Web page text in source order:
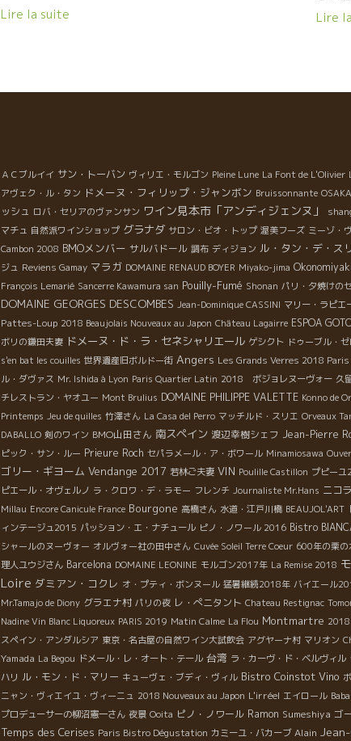
楽しく飲める”空気”がながれている店が意外と少ない。
んとやって来た。 東京荒川区のESPOA山桝さん、 東京
大田区のESPOAかまたやの小島さん、 横浜・緑区の
ESPOAしんかわ店の竹ノ内さん、 石川県小松市のESPOA
もりたか店の森高さん 皆で青春ポップス・アリスの”遠く
ーンをマイクに皆で熱唱！！ ヤアーのりました。
自然派の美味しいワイン、造り手のマルク・ペノさん、
エスポアのファミリーとハッピーなひと時でした。 やあ
ー楽しかった。 有難うございました。 いつまでも手を振
っていただきました。 銀座で一杯はPAUL ポール
ですよ！最高です！
Lire la suite
と共
ちな
ホテ
Lire
ＡＣブルイイ サン・トーバン ヴィリエ・モルゴン Pleine Lune La Font de L'Olivier
アヴェク・ル・タン ドメーヌ・フィリップ・ジャンボン Bruissonnante
ッシュ ロバ・セリアのヴァンサン ワイン見本市「アンディジェンヌ」
マチュ 自然派ワインショップ グラナダ サロン・ビオ・トップ 渥美フーズ ミーゾ・
Cambon 2008 BMOメンバー サルバドール 調布 ディジョン ル・タン・デ・ス
ジュ Reviens Gamay マラガ DOMAINE RENAUD BOYER Miyako-jima
François Lemarié Sancerre Kawamura san Pouilly-Fumé Shonan パリ・夕焼けの
DOMAINE GEORGES DESCOMBES Jean-Dominique CASSINI マリー・ラピエ
Pattes-Loup 2018 Beaujolais Nouveaux au Japon Château Lagairre ESPOA
ボリの鎌田夫妻 ドメーヌ・ド・ラ・セネシャリエール ゲシクト ドゥーブル・ゼ
s'en bat les couilles 世界遺産旧ボルドー街 Angers Les Grands Verres 2018 Paris
ル・ダヴァス Mr. Ishida à Lyon Paris Quartier Latin 2018 ボジョレヌーヴォー 久
チレストラン・ヤオユー Mont Brulius DOMAINE PHILIPPE VALETTE Konno de
Printemps Jeu de quilles 竹澤さん La Casa del Perro マッチルド・スリエ Orveaux
DABALLO 剣のワイン BMO山田さん 南スペイン 渡辺幸樹シェフ Jean-Pierre
ピック・サン・ルー Prieure Roch セパラメール・ア・ボワール Minamiosawa
ゴリー・ギヨーム Vendange 2017 若林ご夫妻 VIN Poulille Castillon プピー
ピエール・オヴェルノ ラ・クロワ・デ・ラモー フレンチ Journaliste Mr.Hans ニコ
Millau Encore Canicule France Bourgone 高橋さん 水道・江戸川橋 BEAUJOL'ART
ィンテージュ2015 パッション・エ・ナチュール ピノ・ノワール 2016 Bistro
シャールのヌーヴォー オルヴォー社の田中さん Cuvée Soleil Terre Coeur 600年の栗の
理人ユウジさん Barcelona DOMAINE LEONINE モルゴン2017年 La Remise 2018
Loire ダミアン・コクレ オ・プティ・ボンヌール 猛暑継続2018年 バイエール
Mr.Tamajo de Diony グラエナ村 パリの夜 レ・ぺニタント Chateau Restignac
Nadine Vin Blanc Liquoreux PARIS 2019 Matin Calme La Flou Montmartre 2018
スペイン・アンダルシア 東京・名古屋の自然ワイン大試飲会 アグヤーナ村 マリオン
Yamada La Begou ドメール・レ・オート・テール 台湾 ラ・カーヴ・ド・ベルヴィル
ハリ ル・モン・ド・マリー キューヴェ・ブディ・ヴィル Bistro Coinstot Vino
ニャン・ヴィエイユ・ヴィーニュ 2018 Nouveaux au Japon L'irréel エイロール
プロデューサーの柳沼憲一さん 夜景 Ooita ピノ・ノワール Ramon Sumeshiya ゴ
Temps des Cerises Paris Bistro Dégustation カミーユ・バカーブ Alain